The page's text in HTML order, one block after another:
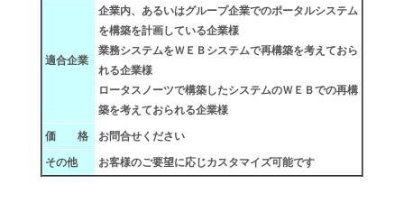
適合企業
企業内、あるいはグループ企業でのポータルシステム
を構築を計画している企業様
業務システムをＷＥＢシステムで再構築を考えておら
れる企業様
ロータスノーツで構築したシステムのＷＥＢでの再構
築を考えておられる企業様
価 格 お問合せください
その他 お客様のご要望に応じカスタマイズ可能です